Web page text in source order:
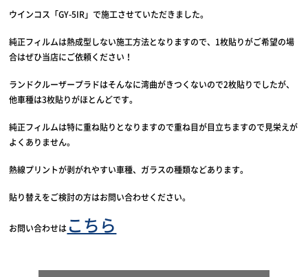
ウインコス「GY-5IR」で施工させていただきました。
純正フィルムは熱成型しない施工方法となりますので、1枚貼りがご希望の場
合はぜひ当店にご依頼ください！
ランドクルーザープラドはそんなに湾曲がきつくないので2枚貼りでしたが、
他車種は3枚貼りがほとんどです。
純正フィルムは特に重ね貼りとなりますので重ね目が目立ちますので見栄えが
よくありません。
熱線プリントが剥がれやすい車種、ガラスの種類などあります。
貼り替えをご検討の方はお問い合わせください。
お問い合わせは こちら